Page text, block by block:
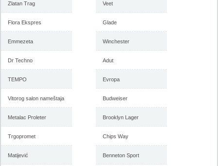
Zlatan Trag
Flora Ekspres
Emmezeta
Dr Techno
TEMPO
Vitorog salon nameštaja
Metalac Proleter
Trgopromet
Matijević
Veet
Glade
Winchester
Adut
Evropa
Budweiser
Brooklyn Lager
Chips Way
Benneton Sport